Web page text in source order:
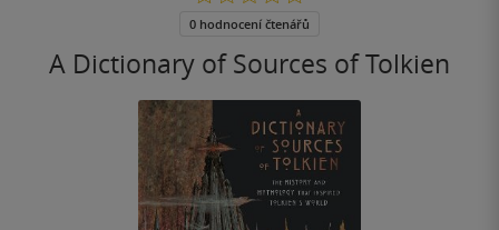
A Dictionary of Sources of Tolkien
5
0 hodnocení čtenářů